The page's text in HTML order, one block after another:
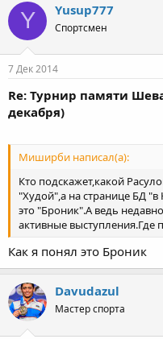
Y Yusup777
Спортсмен
7 Дек 2014
Re: Турнир памяти
декабря)
Миширби написал(а):
Кто подскажет,какой
"Худой",а на странице БД
это "Броник".А ведь
активные выступления.Где
Как я понял это Броник
Davudazul
Мастер спорта